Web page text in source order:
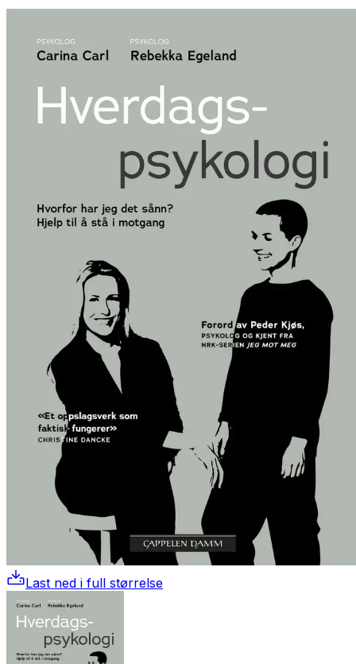
Last ned i full størrelse